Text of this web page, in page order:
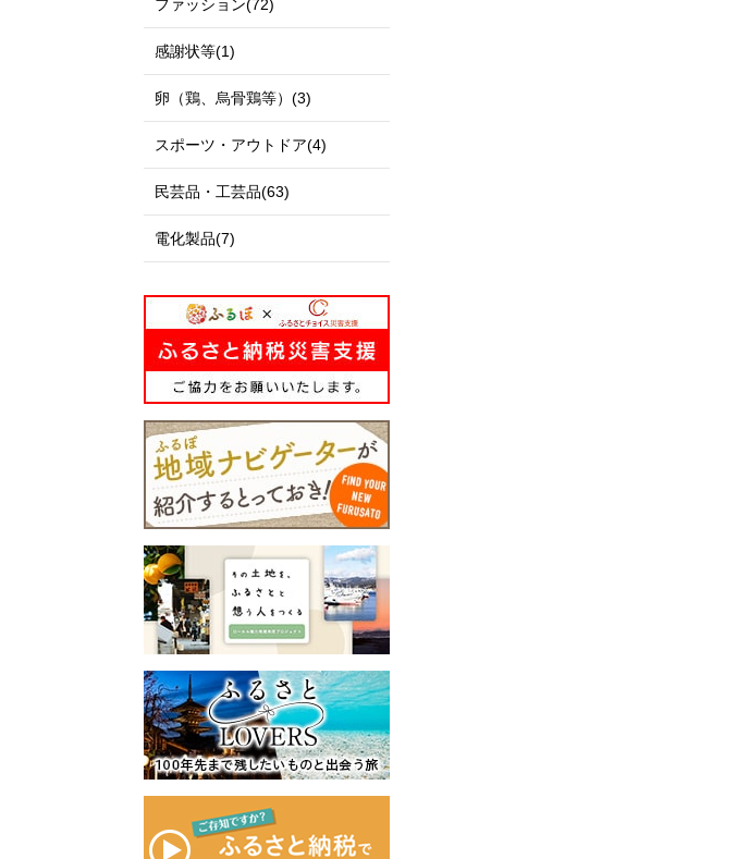
ファッション(72)
感謝状等(1)
卵（鶏、烏骨鶏等）(3)
スポーツ・アウトドア(4)
民芸品・工芸品(63)
電化製品(7)